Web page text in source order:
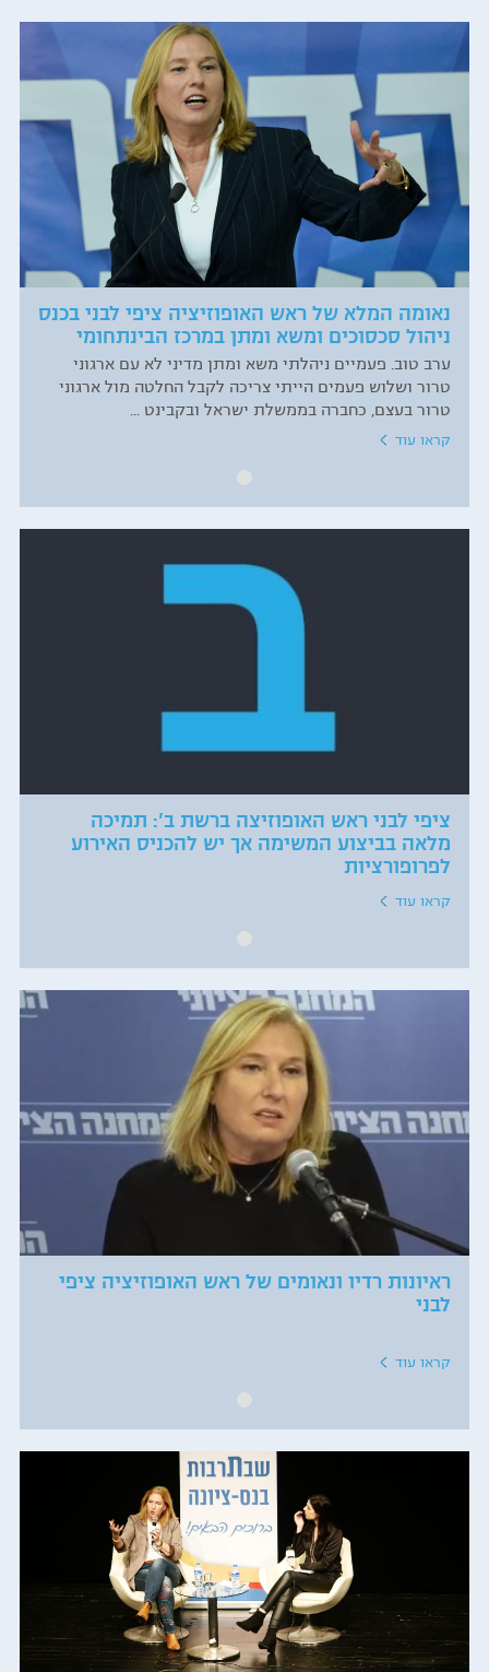
נאומה המלא של ראש האופוזיציה ציפי לבני בכנס
ניהול סכסוכים ומשא ומתן במרכז הבינתחומי
ערב טוב. פעמיים ניהלתי משא ומתן מדיני לא עם ארגוני
טרור ושלוש פעמים הייתי צריכה לקבל החלטה מול ארגוני
טרור בעצם, כחברה בממשלת ישראל ובקבינט ...
קראו עוד
ציפי לבני ראש האופוזיצה ברשת ב': תמיכה
מלאה בביצוע המשימה אך יש להכניס האירוע
לפרופורציות
קראו עוד
ראיונות רדיו ונאומים של ראש האופוזיציה ציפי
לבני
קראו עוד